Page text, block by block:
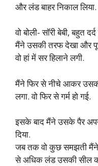
और लंड बाहर निकाल लिया.
वो बोली- सॉरी बेबी, बहुत दर्द
मैंने उसकी तरफ देखा और
वो हां में सर हिलाने लगी.
मैंने फिर से नीचे आकर
लगा. वो फिर से गर्म हो गई.
इसके बाद मैंने उसके पैर
दिया.
जब तक वो कुछ समझती मैंने
से अधिक लंड उसकी सील